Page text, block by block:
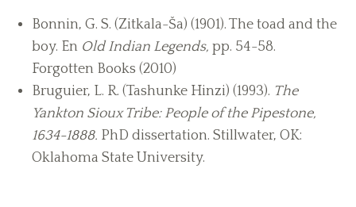
Bonnin, G. S. (Zitkala-Ša) (1901). The toad and the
boy. En Old Indian Legends, pp. 54-58.
Forgotten Books (2010)
Bruguier, L. R. (Tashunke Hinzi) (1993). The
Yankton Sioux Tribe: People of the Pipestone,
1634-1888. PhD dissertation. Stillwater, OK:
Oklahoma State University.